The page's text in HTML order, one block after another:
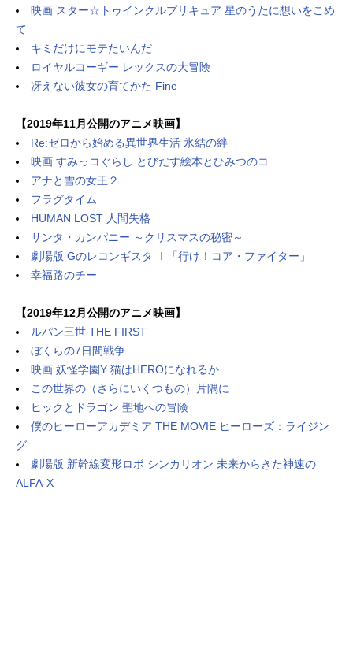
映画 スター☆トゥインクルプリキュア 星のうたに想いをこめ
て
キミだけにモテたいんだ
ロイヤルコーギー レックスの大冒険
冴えない彼女の育てかた Fine
【2019年11月公開のアニメ映画】
Re:ゼロから始める異世界生活 氷結の絆
映画 すみっコぐらし とびだす絵本とひみつのコ
アナと雪の女王２
フラグタイム
HUMAN LOST 人間失格
サンタ・カンパニー ～クリスマスの秘密～
劇場版 Gのレコンギスタ Ⅰ「行け！コア・ファイター」
幸福路のチー
【2019年12月公開のアニメ映画】
ルパン三世 THE FIRST
ぼくらの7日間戦争
映画 妖怪学園Y 猫はHEROになれるか
この世界の（さらにいくつもの）片隅に
ヒックとドラゴン 聖地への冒険
僕のヒーローアカデミア THE MOVIE ヒーローズ：ライジン
グ
劇場版 新幹線変形ロボ シンカリオン 未来からきた神速の
ALFA-X